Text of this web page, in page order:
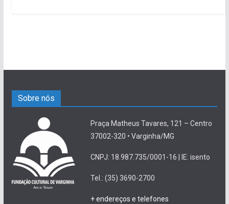
Sobre nós
Praça Matheus Tavares, 121 – Centro
37002-320 • Varginha/MG
CNPJ: 18.987.735/0001-16 | IE: isento
Tel.: (35) 3690-2700
+ endereços e telefones